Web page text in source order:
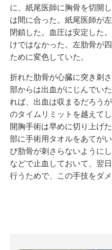
に、紙尾医師に胸骨を切開
は間に合った。紙尾医師が
閉鎖した。血圧は安定した
けではなかった。左肋骨が
ために変色していた。
折れた肋骨が心臓に突き刺
部からは出血がにじんでい
れば、出血は収まるだろう
のタイムリミットを越えて
開胸手術は早めに切り上げ
部に手術用タオルをあてが
び肋骨が刺さらないように
などで止血しておいて、翌
行うためで、この手技をダ